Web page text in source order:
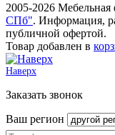
2005-2026
СПб". Информация,
публичной офертой.
Товар добавлен в
Наверх
Заказать звонок
Ваш регион